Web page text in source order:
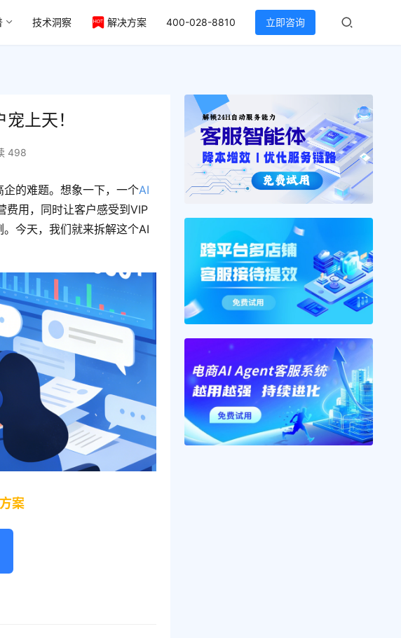
技术洞察 解决方案 400-028-8810 立即咨询
上天！
498
的难题。想象一下，一个AI
费用，同时让客户感受到VIP
今天，我们就来拆解这个AI
案